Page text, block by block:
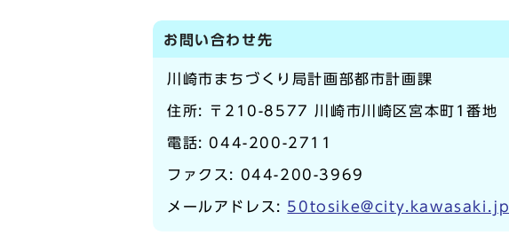
お問い合わせ先
川崎市まちづくり局計画部都市計画課
住所: 〒210-8577 川崎市川崎区宮本町1番地
電話: 044-200-2711
ファクス: 044-200-3969
メールアドレス: 50tosike@city.kawasaki.jp